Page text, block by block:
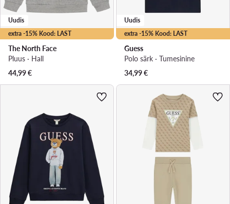
extra -15% Kood: LAST
Uudis
The North Face
Pluus · Hall
44,99€
extra -15% Kood: LAST
Uudis
Guess
Polo särk · Tumesinine
34,99€